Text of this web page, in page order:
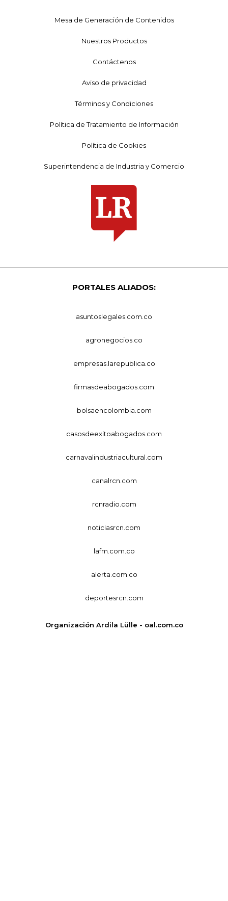
Mesa de Generación de Contenidos
Nuestros Productos
Contáctenos
Aviso de privacidad
Términos y Condiciones
Política de Tratamiento de Información
Política de Cookies
Superintendencia de Industria y Comercio
PORTALES ALIADOS:
asuntoslegales.com.co
agronegocios.co
empresas.larepublica.co
firmasdeabogados.com
bolsaencolombia.com
casosdeexitoabogados.com
carnavalindustriacultural.com
canalrcn.com
rcnradio.com
noticiasrcn.com
lafm.com.co
alerta.com.co
deportesrcn.com
Organización Ardila Lülle - oal.com.co